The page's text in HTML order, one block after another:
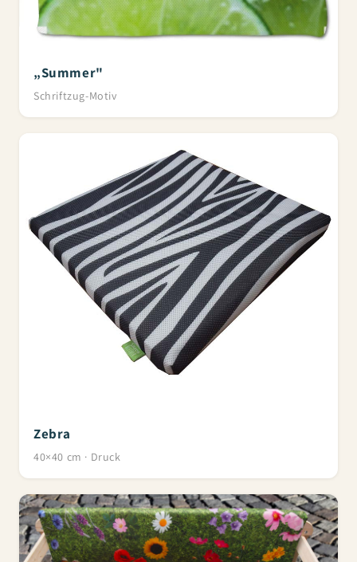
„Summer"
Schriftzug-Motiv
Zebra
40×40 cm · Druck